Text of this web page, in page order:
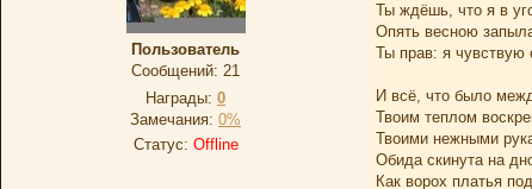
Пользователь
Сообщений: 21
Награды: 0
Замечания: 0%
Статус: Offline
Ты ждёшь, что я в
Опять весною
Ты прав: я чувствую
И всё, что было
Твоим теплом
Твоими нежными
Обида скинута на
Как ворох платья